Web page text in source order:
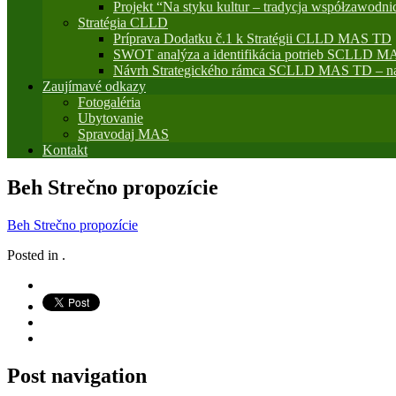
Projekt “Na styku kultur – tradycja
Stratégia CLLD
Príprava Dodatku č.1 k Stratégii CLLD MAS TD
SWOT analýza a identifikácia potrieb SCLLD
Návrh Strategického rámca SCLLD MAS TD –
Zaujímavé odkazy
Fotogaléria
Ubytovanie
Spravodaj MAS
Kontakt
Beh Strečno propozície
Beh Strečno propozície
Posted in .
Post navigation